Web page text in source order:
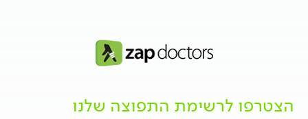
הצטרפו לרשימת התפוצה שלנו